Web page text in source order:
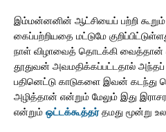
இம்மன்னனின் ஆட்சியைப் பற்றி கூறும்
கைப்பற்றியதை மட்டுமே
நாள் விழாவைத் தொடக்கி வைத்தான்
தூதுவன் அவமதிக்கப்பட்டதால்
பதினெட்டு காடுகளை இவன் கடந்து
அழித்தான் என்றும் மேலும் இது
என்றும்ஒட்டக்கூத்தர்தமது மூன்று